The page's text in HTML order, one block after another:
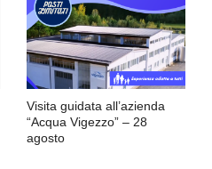
Visita guidata all’azienda
“Acqua Vigezzo” – 28
agosto